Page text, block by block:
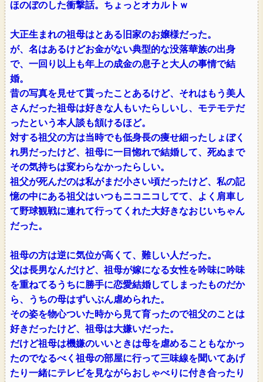
ほのぼのした衝撃話。ちょっとオカルトｗ
大正生まれの祖母はとある旧家のお嬢様だった。
が、名はあるけどお金がない典型的な没落華族の出身
で、一回り以上も年上の成金の息子と大人の事情で結
婚。
昔の写真を見せて貰ったことあるけど、それはもう美人
さんだった祖母は好きな人もいたらしいし、モテモテだ
ったという本人談も頷けるほど。
対する祖父の方は当時でも低身長の痩せ細ったしょぼく
れ男だったけど、祖母に一目惚れで結婚して、死ぬまで
その気持ちは変わらなかったらしい。
祖父が死んだのは私がまだ小さい頃だったけど、私の記
憶の中にある祖父はいつもニコニコしてて、よく肩車し
て野球観戦に連れて行ってくれた大好きなおじいちゃん
だった。
祖母の方は逆に気位が高くて、難しい人だった。
父は長男なんだけど、祖母が嫁になる女性を吟味に吟味
を重ねてるうちに勝手に恋愛結婚してしまったものだか
ら、うちの母はずいぶん虐められた。
その姿を物心ついた時から見て育ったので祖父のことは
好きだったけど、祖母は大嫌いだった。
だけど祖母は機嫌のいいときは母を虐めることもなかっ
たのでなるべく祖母の部屋に行って三味線を聞いてあげ
たり一緒にテレビを見ながらおしゃべりに付き合ったり